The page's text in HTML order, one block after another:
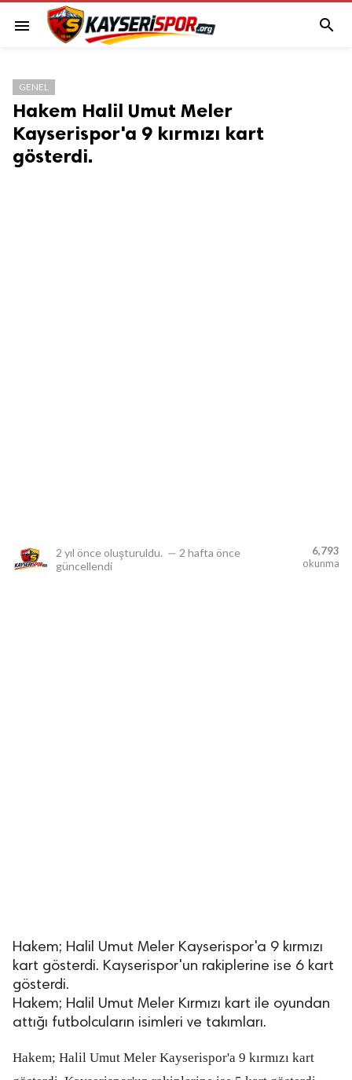
menu 
GENEL
Hakem Halil Umut Meler
Kayserispor'a 9 kırmızı kart
gösterdi.
2 yıl önce oluşturuldu. — 2 hafta önce
güncellendi
6,793
okunma
Hakem; Halil Umut Meler Kayserispor'a 9 kırmızı
kart gösterdi. Kayserispor'un rakiplerine ise 6 kart
gösterdi.
Hakem; Halil Umut Meler Kırmızı kart ile oyundan
attığı futbolcuların isimleri ve takımları.
Hakem; Halil Umut Meler Kayserispor'a 9 kırmızı kart